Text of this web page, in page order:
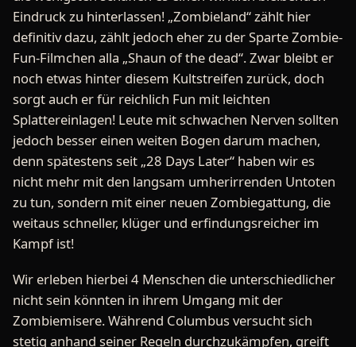
Eindruck zu hinterlassen! „Zombieland“ zählt hier
definitiv dazu, zählt jedoch eher zu der Sparte Zombie-
Fun-Filmchen alla „Shaun of the dead“. Zwar bleibt er
noch etwas hinter diesem Kultstreifen zurück, doch
sorgt auch er für reichlich Fun mit leichten
Splattereinlagen! Leute mit schwachen Nerven sollten
jedoch besser einen weiten Bogen darum machen,
denn spätestens seit „28 Days Later“ haben wir es
nicht mehr mit den langsam umherirrenden Untoten
zu tun, sondern mit einer neuen Zombiegattung, die
weitaus schneller, klüger und erfindungsreicher im
Kampf ist!
Wir erleben hierbei 4 Menschen die unterschiedlicher
nicht sein könnten in ihrem Umgang mit der
Zombiemisere. Während Columbus versucht sich
stetig anhand seiner Regeln durchzukämpfen, greift